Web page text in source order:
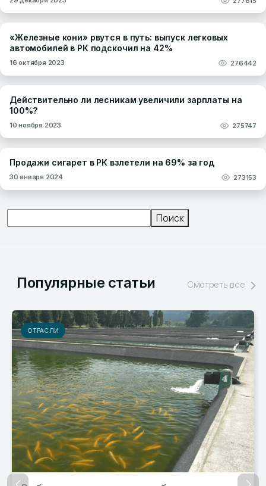
«Железные кони» рвутся в путь: выпуск легковых
автомобилей в РК подскочил на 42%
16 октября 2023 276442
Действительно ли лесникам увеличили зарплаты на
100%?
10 ноября 2023 275747
Продажи сигарет в РК взлетели на 69% за год
30 января 2024 273153
Поиск
Популярные статьи Смотреть все
РЫНКИ